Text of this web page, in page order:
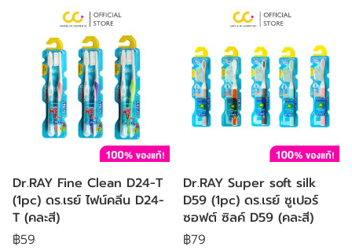
Dr.RAY Fine Clean D24-T
(1pc) ดร.เรย์ ไฟน์คลีน D24-
T (คละสี)
฿59
Dr.RAY Super soft silk
D59 (1pc) ดร.เรย์ ซูเปอร์
ซอฟต์ ซิลค์ D59 (คละสี)
฿79